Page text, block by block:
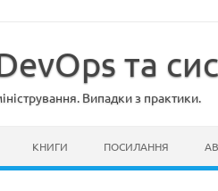
та
Випадки з практики.
КНИГИ ПОСИЛАННЯ